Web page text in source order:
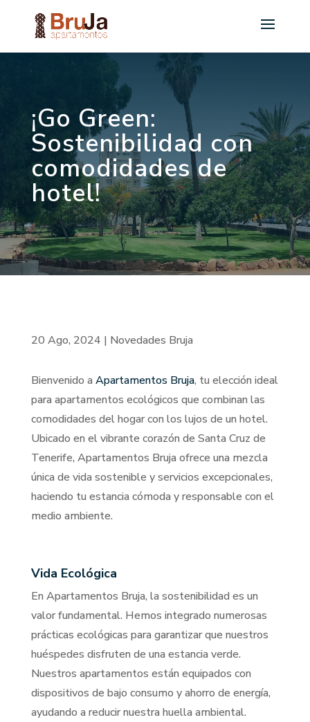
¡Go Green:
Sostenibilidad con
comodidades de
hotel!
20 Ago, 2024 | Novedades Bruja
Bienvenido a Apartamentos Bruja, tu elección ideal
para apartamentos ecológicos que combinan las
comodidades del hogar con los lujos de un hotel.
Ubicado en el vibrante corazón de Santa Cruz de
Tenerife, Apartamentos Bruja ofrece una mezcla
única de vida sostenible y servicios excepcionales,
haciendo tu estancia cómoda y responsable con el
medio ambiente.
Vida Ecológica
En Apartamentos Bruja, la sostenibilidad es un
valor fundamental. Hemos integrado numerosas
prácticas ecológicas para garantizar que nuestros
huéspedes disfruten de una estancia verde.
Nuestros apartamentos están equipados con
dispositivos de bajo consumo y ahorro de energía,
ayudando a reducir nuestra huella ambiental.